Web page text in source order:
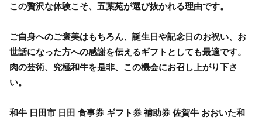
この贅沢な体験こそ、五葉苑が選び抜かれる理由です。
ご自身へのご褒美はもちろん、誕生日や記念日のお祝い、お
世話になった方への感謝を伝えるギフトとしても最適です。
肉の芸術、究極和牛を是非、この機会にお召し上がり下さ
い。
和牛 日田市 日田 食事券 ギフト券 補助券 佐賀牛 おおいた和